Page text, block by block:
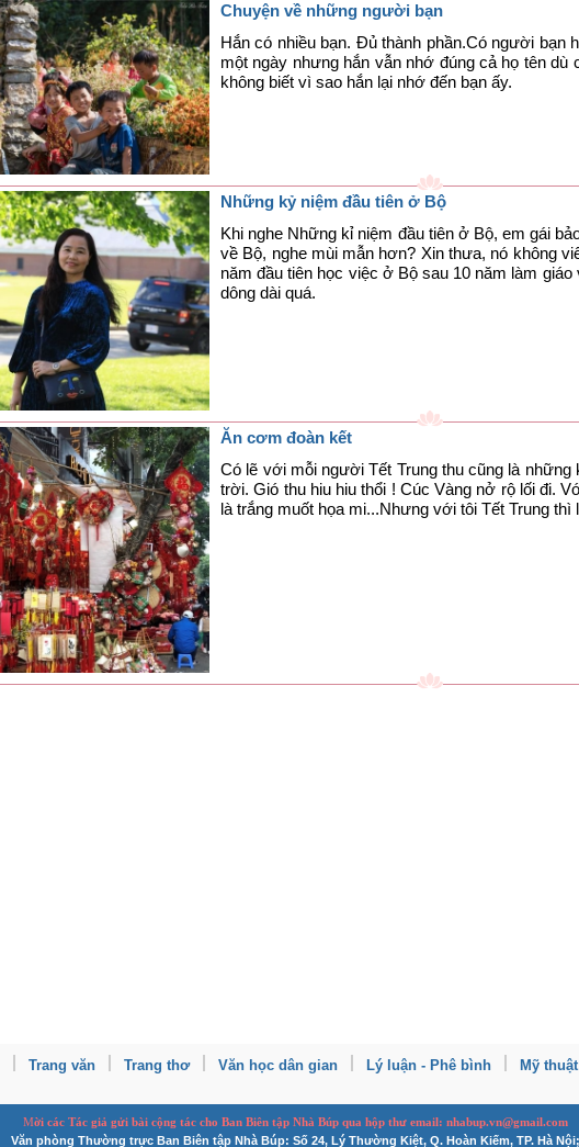
Chuyện về những người bạn
Hắn có nhiều bạn. Đủ thành phần.Có người bạn
một ngày nhưng hắn vẫn nhớ đúng cả họ tên
không biết vì sao hắn lại nhớ đến bạn ấy.
Những kỷ niệm đầu tiên ở Bộ
​Khi nghe Những kỉ niệm đầu tiên ở Bộ, em gái
về Bộ, nghe mùi mẫn hơn? Xin thưa, nó không
năm đầu tiên học việc ở Bộ sau 10 năm làm
dông dài quá.
Ăn cơm đoàn kết
Có lẽ với mỗi người Tết Trung thu cũng là
trời. Gió thu hiu hiu thổi ! Cúc Vàng nở rộ lối đi.
là trắng muốt họa mi...Nhưng với tôi Tết Trung
Trang văn Trang thơ Văn học dân gian Lý luận - Phê bình Mỹ
Mời các Tác giả gửi bài cộng táccho Ban Biên tập Nhà Búp qua hộp thư email: nhabup.vn@gmail.com
Văn phòng Thường trực Ban Biên tập Nhà Búp: Số 24, Lý Thường Kiệt, Q. Hoàn Kiếm, TP. Hà Nội;